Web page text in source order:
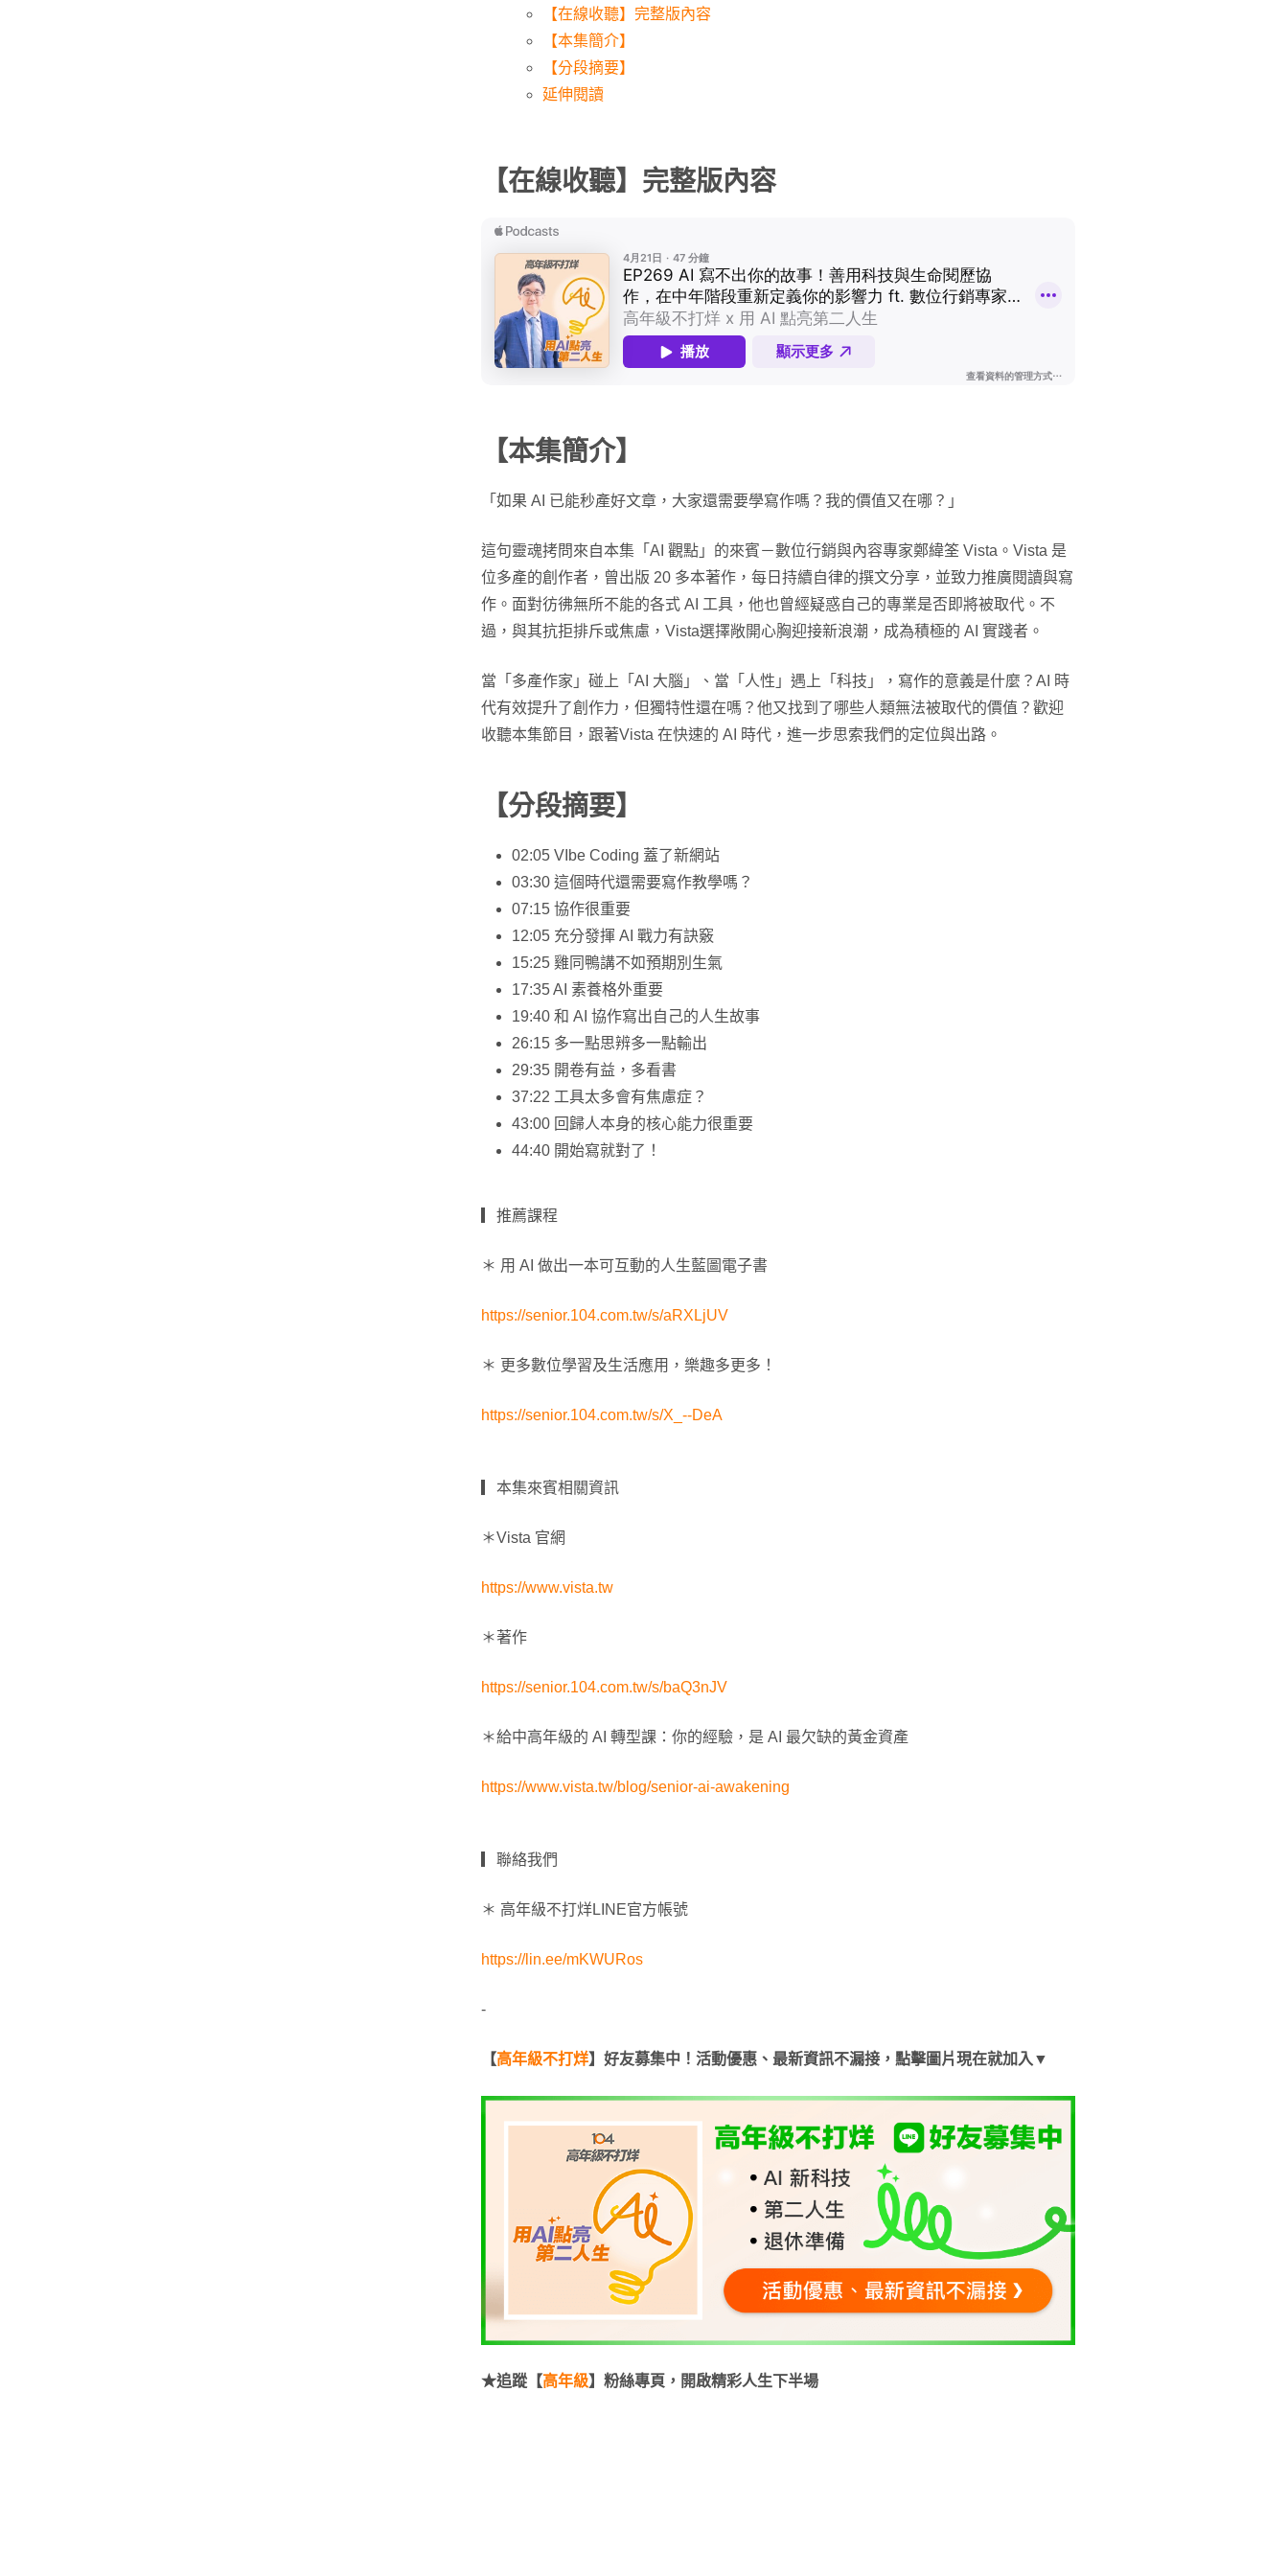
【在線收聽】完整版內容
【本集簡介】
【分段摘要】
延伸閱讀
【在線收聽】完整版內容
【本集簡介】
「如果 AI 已能秒產好文章，大家還需要學寫作嗎？我的價值又在哪？」
這句靈魂拷問來自本集「AI 觀點」的來賓－數位行銷與內容專家鄭緯筌 Vista。Vista 是
位多產的創作者，曾出版 20 多本著作，每日持續自律的撰文分享，並致力推廣閱讀與寫
作。面對彷彿無所不能的各式 AI 工具，他也曾經疑惑自己的專業是否即將被取代。不
過，與其抗拒排斥或焦慮，Vista選擇敞開心胸迎接新浪潮，成為積極的 AI 實踐者。
當「多產作家」碰上「AI 大腦」、當「人性」遇上「科技」，寫作的意義是什麼？AI 時
代有效提升了創作力，但獨特性還在嗎？他又找到了哪些人類無法被取代的價值？歡迎
收聽本集節目，跟著Vista 在快速的 AI 時代，進一步思索我們的定位與出路。
【分段摘要】
02:05 VIbe Coding 蓋了新網站
03:30 這個時代還需要寫作教學嗎？
07:15 協作很重要
12:05 充分發揮 AI 戰力有訣竅
15:25 雞同鴨講不如預期別生氣
17:35 AI 素養格外重要
19:40 和 AI 協作寫出自己的人生故事
26:15 多一點思辨多一點輸出
29:35 開卷有益，多看書
37:22 工具太多會有焦慮症？
43:00 回歸人本身的核心能力很重要
44:40 開始寫就對了！
▎推薦課程
＊ 用 AI 做出一本可互動的人生藍圖電子書
https://senior.104.com.tw/s/aRXLjUV
＊ 更多數位學習及生活應用，樂趣多更多！
https://senior.104.com.tw/s/X_--DeA
▎本集來賓相關資訊
＊Vista 官網
https://www.vista.tw
＊著作
https://senior.104.com.tw/s/baQ3nJV
＊給中高年級的 AI 轉型課：你的經驗，是 AI 最欠缺的黃金資產
https://www.vista.tw/blog/senior-ai-awakening
▎聯絡我們
＊ 高年級不打烊LINE官方帳號
https://lin.ee/mKWURos
-
【高年級不打烊】好友募集中！活動優惠、最新資訊不漏接，點擊圖片現在就加入▼
★追蹤【高年級】粉絲專頁，開啟精彩人生下半場